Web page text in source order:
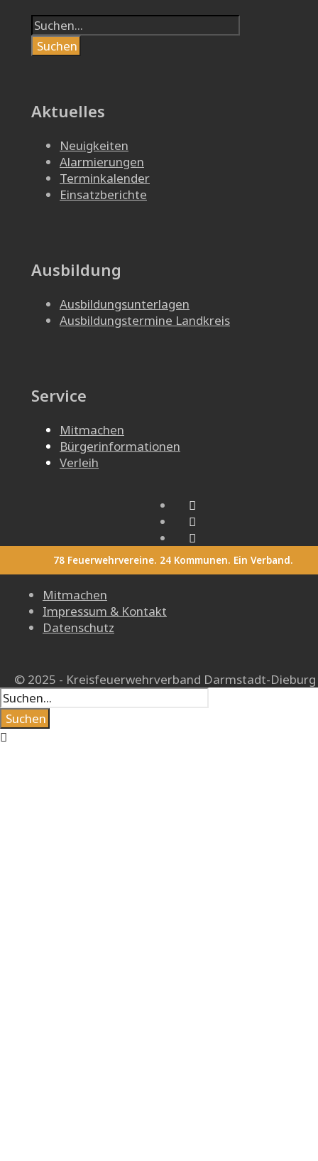
Suchen
Aktuelles
Neuigkeiten
Alarmierungen
Terminkalender
Einsatzberichte
Ausbildung
Ausbildungsunterlagen
Ausbildungstermine Landkreis
Service
Mitmachen
Bürgerinformationen
Verleih
78 Feuerwehrvereine. 24 Kommunen. Ein Verband.
Mitmachen
Impressum & Kontakt
Datenschutz
© 2025 - Kreisfeuerwehrverband Darmstadt-Dieburg
Suchen